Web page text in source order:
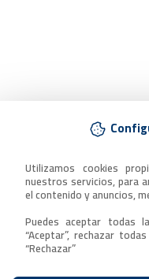
Utilizamos cookies
nuestros servicios, para
el contenido y anuncios,
Puedes aceptar todas
“Aceptar”, rechazar
“Rechazar”